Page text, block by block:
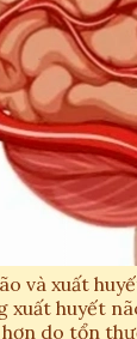
và xuất
xuất huyết
do tổn